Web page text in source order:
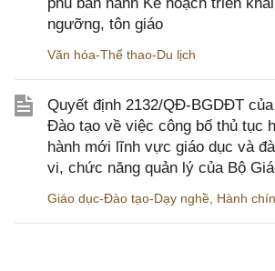
ngưỡng, tôn giáo
Văn hóa-Thể thao-Du lịch
Quyết định 2132/QĐ-BGDĐT
Đào tạo về việc công bố thủ tục
hành mới lĩnh vực giáo dục và
vi, chức năng quản lý của Bộ
Giáo dục-Đào tạo-Dạy nghề Hành